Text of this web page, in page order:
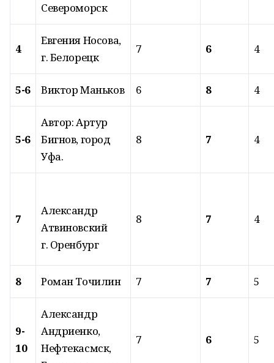
Североморск
4
Евгения Носова,
г. Белорецк
7 6 4
5-6 Виктор Маньков 6 8 4
5-6
Автор: Артур
Бигнов, город
Уфа.
8 7 4
7
Александр
Атвиновский
г. Оренбург
8 7 4
8 Роман Точилин 7 7 5
9-
10
Александр
Андриенко,
Нефтекасмск,
7 6 5